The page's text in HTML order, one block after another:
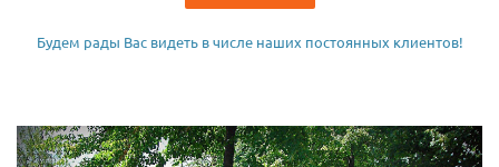
Будем рады Вас видеть в числе наших постоянных клиентов!